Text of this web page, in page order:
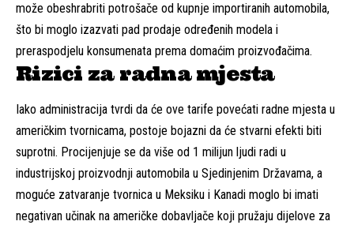
može obeshrabriti potrošače od kupnje importiranih automobila,
što bi moglo izazvati pad prodaje određenih modela i
preraspodjelu konsumenata prema domaćim proizvođačima.
Rizici za radna mjesta
Iako administracija tvrdi da će ove tarife povećati radne mjesta u
američkim tvornicama, postoje bojazni da će stvarni efekti biti
suprotni. Procijenjuje se da više od 1 milijun ljudi radi u
industrijskoj proizvodnji automobila u Sjedinjenim Državama, a
moguće zatvaranje tvornica u Meksiku i Kanadi moglo bi imati
negativan učinak na američke dobavljače koji pružaju dijelove za